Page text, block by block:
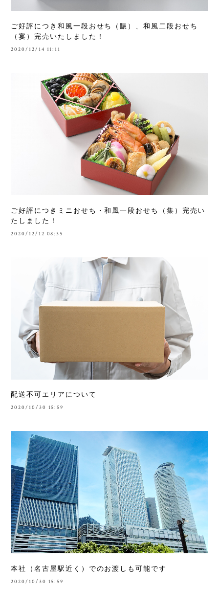
ご好評につき和風一段おせち（賑）、和風二段おせち
（宴）完売いたしました！
2020/12/14 11:11
ご好評につきミニおせち・和風一段おせち（集）完売い
たしました！
2020/12/12 08:35
配送不可エリアについて
2020/10/30 15:59
本社（名古屋駅近く）でのお渡しも可能です
2020/10/30 15:59